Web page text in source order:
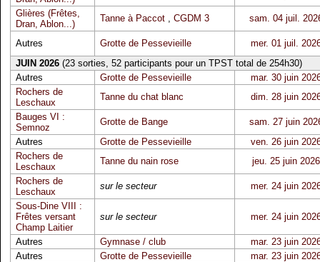
Glières (Frêtes,
Dran, Ablon...)
Tanne à Paccot, CGDM 3 sam. 04 juil.
Autres Grotte de Pessevieille
mer. 01 juil.
JUIN 2026(23 sorties, 52 participants pour un TPST total de 254h30)
Autres
Grotte de Pessevieille
mar. 30 juin
Rochers de
Leschaux
Tanne du chat blanc
dim. 28 juin
Bauges VI :
Semnoz
Grotte de Bange
sam. 27 juin
Autres
Grotte de Pessevieille
ven. 26 juin
Rochers de
Leschaux
Tanne du nain rose
jeu. 25 juin 2026
Rochers de
Leschaux
sur le secteur
mer. 24 juin
Sous-Dine VIII :
Frêtes versant
Champ Laitier
sur le secteur mer. 24 juin
Autres Gymnase / club
mar. 23 juin
Autres
Grotte de Pessevieille
mar. 23 juin